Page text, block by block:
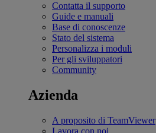
Contatta il supporto
Guide e manuali
Base di conoscenze
Stato del sistema
Personalizza i moduli
Per gli sviluppatori
Community
Azienda
A proposito di TeamViewer